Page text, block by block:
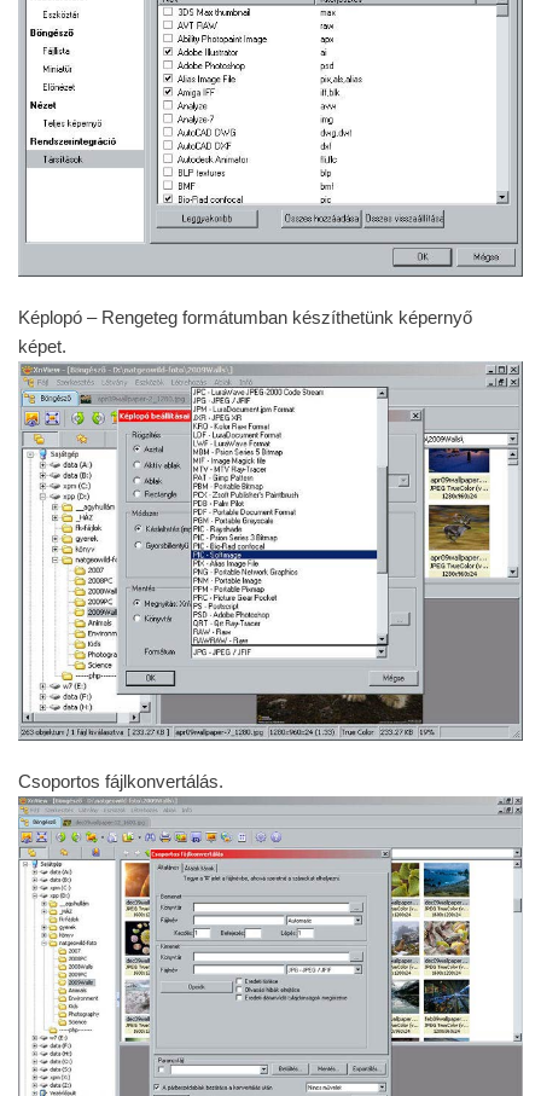
Képlopó – Rengeteg formátumban készíthetünk képernyő
képet.
Csoportos fájlkonvertálás.